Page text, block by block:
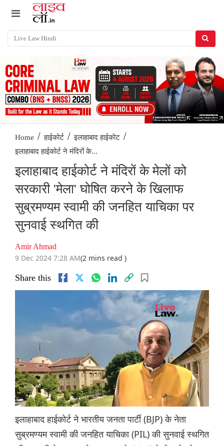
Home / हाईकोर्ट / इलाहाबाद हाईकोट /
इलाहाबाद हाईकोर्ट ने मंदिरों के...
इलाहाबाद हाईकोर्ट ने मंदिरों के मेलों को
सरकारी 'मेला' घोषित करने के खिलाफ
सुब्रमण्यम स्वामी की जनहित याचिका पर
सुनवाई स्थगित की
Amir Ahmad
9 Dec 2024 7:28 AM(2 mins read )
Share this
इलाहाबाद हाईकोर्ट ने भारतीय जनता पार्टी (BJP) के नेता
सुब्रमण्यम स्वामी की जनहित याचिका (PIL) की सुनवाई स्थगित